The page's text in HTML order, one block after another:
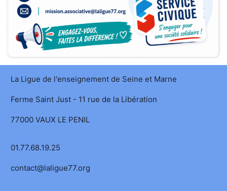
La Ligue de l'enseignement de Seine et Marne
Ferme Saint Just - 11 rue de la Libération
77000 VAUX LE PENIL
01.77.68.19.25
contact@laligue77.org